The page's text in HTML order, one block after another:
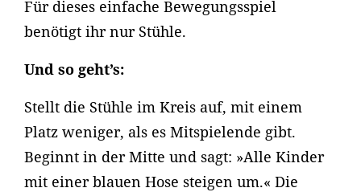
Für dieses einfache Bewegungsspiel
benötigt ihr nur Stühle.
Und so geht’s:
Stellt die Stühle im Kreis auf, mit einem
Platz weniger, als es Mitspielende gibt.
Beginnt in der Mitte und sagt: »Alle Kinder
mit einer blauen Hose steigen um.« Die